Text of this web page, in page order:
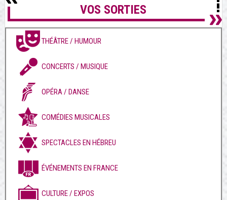
VOS SORTIES
THÉÂTRE / HUMOUR
CONCERTS / MUSIQUE
OPÉRA / DANSE
COMÉDIES MUSICALES
SPECTACLES EN HÉBREU
ÉVÉNEMENTS EN FRANCE
CULTURE / EXPOS